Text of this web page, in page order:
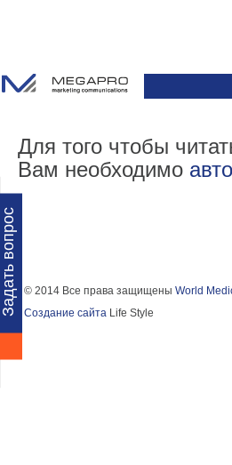
вопрос
ГЛАВНАЯ
О КОМПАНИИ
ПАРТНЕРЫ
Для того чтобы
Вам необходимо
© 2014 Все права защищеныWorld
Создание сайта Life Style